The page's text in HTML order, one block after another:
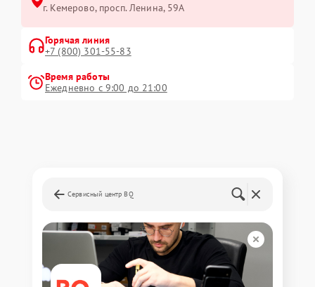
г. Кемерово, просп. Ленина, 59А
Горячая линия
+7 (800) 301-55-83
Время работы
Ежедневно с 9:00 до 21:00
Сервисный центр BQ